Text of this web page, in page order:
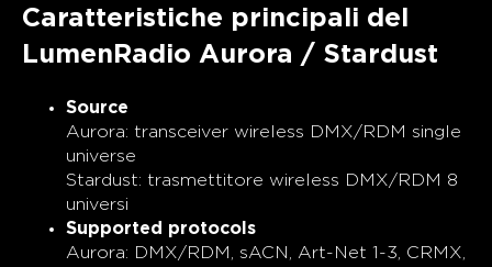
Caratteristiche principali del
LumenRadio Aurora / Stardust
Source
Aurora: transceiver wireless DMX/RDM single
universe
Stardust: trasmettitore wireless DMX/RDM 8
universi
Supported protocols
Aurora: DMX/RDM, sACN, Art-Net 1-3, CRMX,